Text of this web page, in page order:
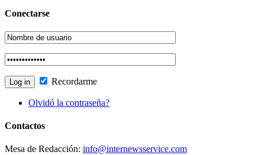
Conectarse
Recordarme
Olvidó la contraseña?
Contactos
Mesa de Redacción: info@internewsservice.com